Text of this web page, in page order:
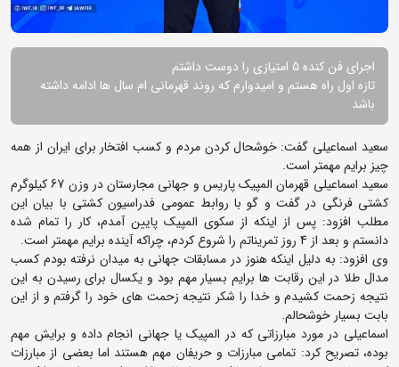
اجرای فن کنده 5 امتیازی را دوست داشتم
تازه اول راه هستم و امیدوارم که روند قهرمانی ام سال ها ادامه داشته
باشد
سعید اسماعیلی گفت: خوشحال کردن مردم و کسب افتخار برای ایران از همه
چیز برایم مهمتر است.
سعید اسماعیلی قهرمان المپیک پاریس و جهانی مجارستان در وزن 67 کیلوگرم
کشتی فرنگی در گفت و گو با روابط عمومی فدراسیون کشتی با بیان این
مطلب افزود: پس از اینکه از سکوی المپیک پایین آمدم، کار را تمام شده
دانستم و بعد از 4 روز تمریناتم را شروع کردم، چراکه آینده برایم مهمتر است.
وی افزود: به دلیل اینکه هنوز در مسابقات جهانی به میدان نرفته بودم کسب
مدال طلا در این رقابت ها برایم بسیار مهم بود و یکسال برای رسیدن به این
نتیجه زحمت کشیدم و خدا را شکر نتیجه زحمت های خود را گرفتم و از این
بابت بسیار خوشحالم.
اسماعیلی در مورد مبارزاتی که در المپیک یا جهانی انجام داده و برایش مهم
بوده، تصریح کرد: تمامی مبارزات و حریفان مهم هستند اما بعضی از مبارزات